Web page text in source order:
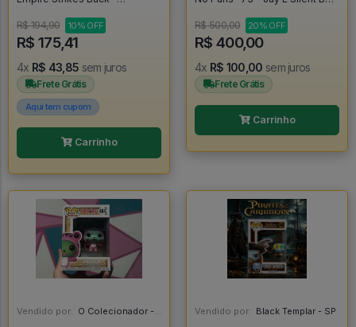
R$ 194,90
10% OFF
R$ 175,41
4x R$ 43,85 sem juros
Frete Grátis
Aqui tem cupom
Carrinho
R$ 500,00
20% OFF
R$ 400,00
4x R$ 100,00 sem juros
Frete Grátis
Carrinho
Vendido por: O Colecionador - SP Vendido por: Black Templar - SP